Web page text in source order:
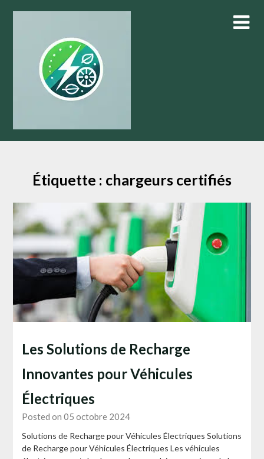
Étiquette : chargeurs certifiés
Les Solutions de Recharge
Innovantes pour Véhicules
Électriques
Posted on 05 octobre 2024
Solutions de Recharge pour Véhicules Électriques Solutions
de Recharge pour Véhicules Électriques Les véhicules